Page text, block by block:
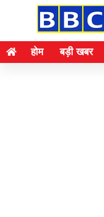
होम बड़ी खबर